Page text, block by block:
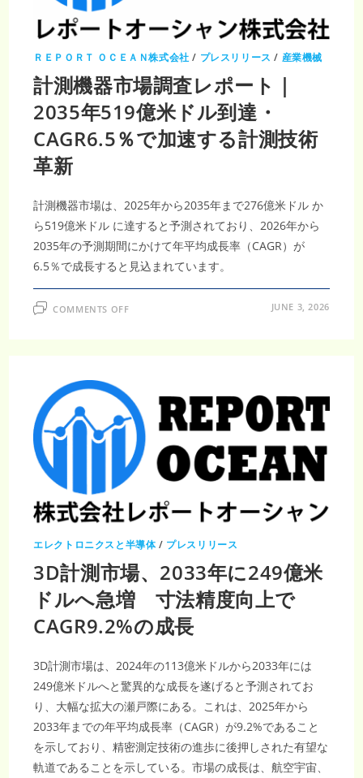
億
2,000
万
米
ド
ル・
CAGR5％、
精
密
測
定
需
要
ＲＥＰＯＲＴ ＯＣＥＡＮ株式会社 / プレスリリース / 産業機械
計測機器市場調査レポート｜
2035年519億米ドル到達・
CAGR6.5％で加速する計測技術
革新
計測機器市場は、2025年から2035年まで276億米ドル か
ら519億米ドル に達すると予測されており、2026年から
2035年の予測期間にかけて年平均成長率（CAGR）が
6.5％で成長すると見込まれています。
COMMENTS OFFON
レ
ポ
ー
ト
｜
2035
年
519
ド
ル
到
達・
CAGR6.5％
加
速
す
る
計
測
技
新
JUNE 3, 2026
エレクトロニクスと半導体/ プレスリリース
3D計測市場、2033年に249億米
ドルへ急増 寸法精度向上で
CAGR9.2%の成長
3D計測市場は、2024年の113億米ドルから2033年には
249億米ドルへと驚異的な成長を遂げると予測されてお
り、大幅な拡大の瀬戸際にある。これは、2025年から
2033年までの年平均成長率（CAGR）が9.2%であること
を示しており、精密測定技術の進歩に後押しされた有望な
軌道であることを示している。市場の成長は、航空宇宙、